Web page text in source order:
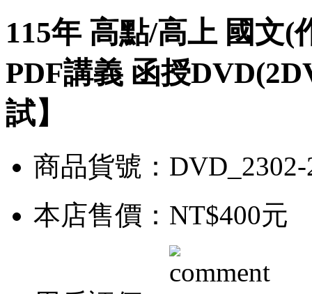
115年 高點/高上 國文(
PDF講義 函授
試】
商品貨號：DVD_2302-
本店售價： NT$400元